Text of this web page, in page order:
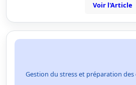
Voir l'Article
Gestion du stress et préparation